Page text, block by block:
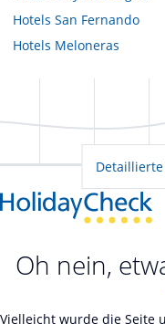
Hotels San Fernando
Hotels Meloneras
Oh nein,
Vielleicht wurde die Seite